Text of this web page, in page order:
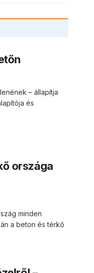
– állapítja
és
országa
minden
a beton és térkő